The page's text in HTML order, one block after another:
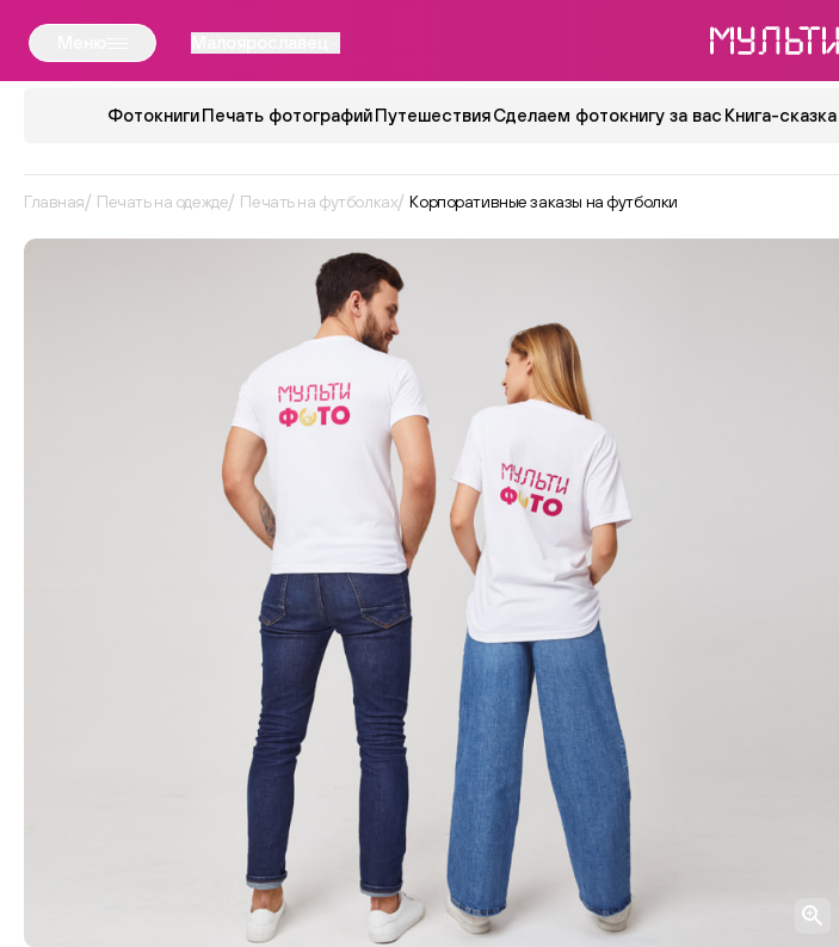
Фотокниги Печать фотографий Путешествия Сделаем фотокнигу за вас Книга-сказка
Главная Печать на одежде Печать на футболках Корпоративные заказы на футболки